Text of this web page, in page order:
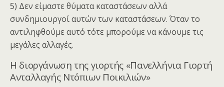
5) Δεν είμαστε θύματα καταστάσεων αλλά
συνδημιουργοί αυτών των καταστάσεων. Όταν το
αντιληφθούμε αυτό τότε μπορούμε να κάνουμε τις
μεγάλες αλλαγές.
Η διοργάνωση της γιορτής «Πανελλήνια Γιορτή
Ανταλλαγής Ντόπιων Ποικιλιών»